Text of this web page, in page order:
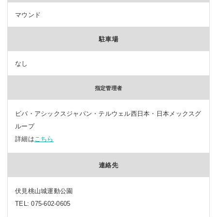
マウンド
駐車場
なし
指定管理者
ビバ・アシックスジャパン・テルウェル西日本・日本メックスグ
ループ
詳細はこちら
連絡先
伏見桃山城運動公園
TEL: 075-602-0605